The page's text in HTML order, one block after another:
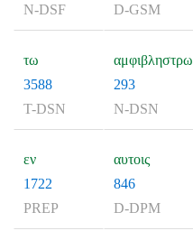
N-DSF
D-GSM
τω
3588
T-DSN
αμφιβληστρω
293
N-DSN
εν
1722
PREP
αυτοις
846
D-DPM